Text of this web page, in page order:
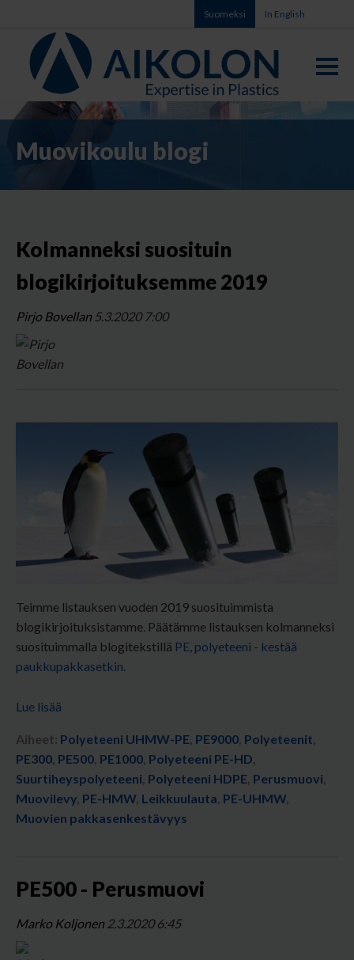
Suomeksi In English
Muovikoulu blogi
Kolmanneksi suosituin
blogikirjoituksemme 2019
Pirjo Bovellan 5.3.2020 7:00
Teimme listauksen vuoden 2019 suosituimmista
blogikirjoituksistamme. Päätämme listauksen kolmanneksi
suosituimmalla blogitekstillä PE, polyeteeni - kestää
paukkupakkasetkin.
Lue lisää
Aiheet: Polyeteeni UHMW-PE, PE9000, Polyeteenit,
PE300, PE500, PE1000, Polyeteeni PE-HD,
Suurtiheyspolyeteeni, Polyeteeni HDPE, Perusmuovi,
Muovilevy, PE-HMW, Leikkuulauta, PE-UHMW,
Muovien pakkasenkestävyys
PE500 - Perusmuovi
Marko Koljonen 2.3.2020 6:45